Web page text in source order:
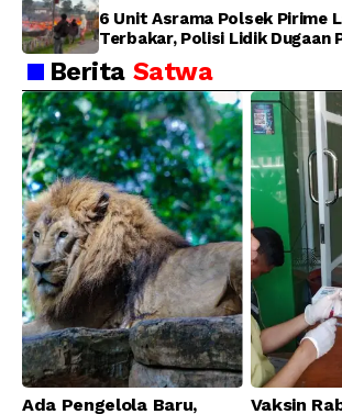
6 Unit Asrama Polsek Pirime
Terbakar, Polisi Lidik Dugaan
Berita Satwa
Ada Pengelola Baru,
Vaksin